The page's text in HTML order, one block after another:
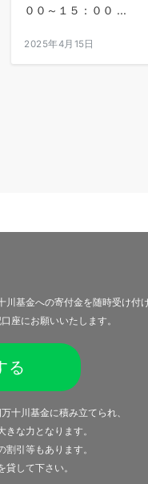
００～１５：００ ...
2025年4月15日
川基金への寄付金を随時受け付
座にお願いいたします。
る
十川基金に積み立てられ、
な力となります。
割引等もあります。
貸して下さい。